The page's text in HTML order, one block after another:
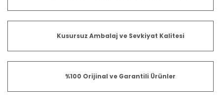
Kusursuz Ambalaj ve Sevkiyat Kalitesi
%100 Orijinal ve Garantili Ürünler